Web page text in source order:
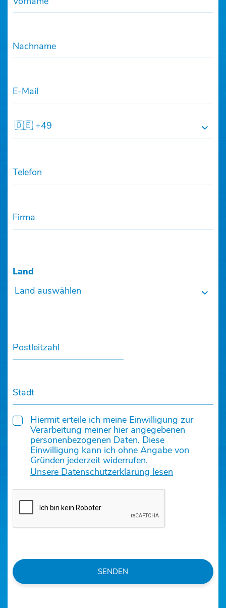
Nachname
E-Mail
🇩🇪 +49
Telefon
Firma
Land
Land auswählen
Postleitzahl
Stadt
Hiermit erteile ich meine Einwilligung zur
Verarbeitung meiner hier angegebenen
personenbezogenen Daten. Diese
Einwilligung kann ich ohne Angabe von
Gründen jederzeit widerrufen.
Unsere Datenschutzerklärung lesen
SENDEN